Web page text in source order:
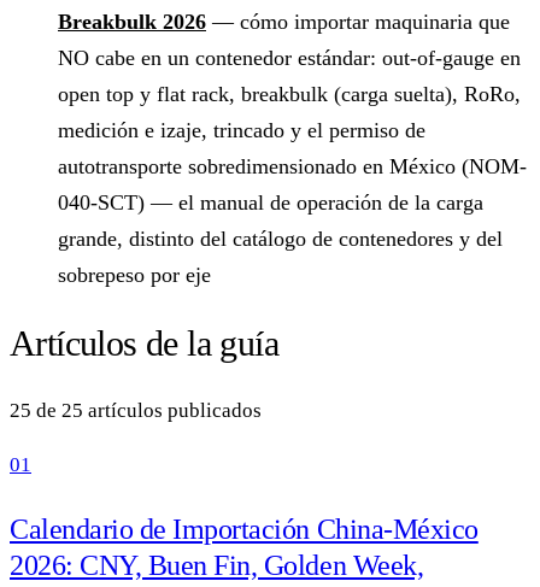
Breakbulk 2026 — cómo importar maquinaria que
NO cabe en un contenedor estándar: out-of-gauge en
open top y flat rack, breakbulk (carga suelta), RoRo,
medición e izaje, trincado y el permiso de
autotransporte sobredimensionado en México (NOM-
040-SCT) — el manual de operación de la carga
grande, distinto del catálogo de contenedores y del
sobrepeso por eje
Artículos de la guía
25 de 25 artículos publicados
01
Calendario de Importación China-México
2026: CNY, Buen Fin, Golden Week,